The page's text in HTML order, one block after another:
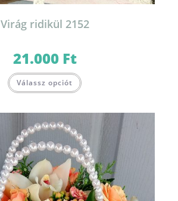
Virág ridikül 2152
21.000 Ft
Válassz opciót